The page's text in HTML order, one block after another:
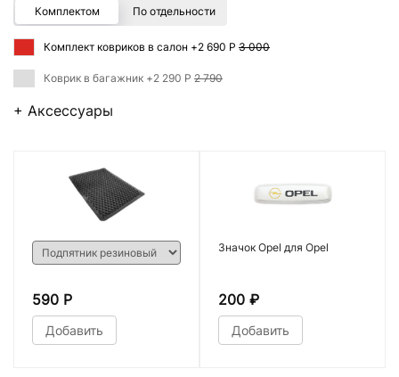
Комплектом По отдельности
Комплект ковриков в салон +2 690 Р 3 000
Коврик в багажник +2 290 Р 2 790
+ Аксессуары
590 Р
Добавить
Значок Opel для Opel
200 ₽
Добавить